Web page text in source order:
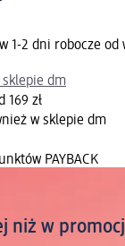
1-2 dni robocze od
sklepie dm
169 zł
w sklepie dm
PAYBACK
niż w